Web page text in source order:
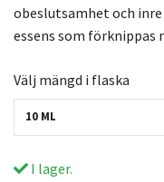
obeslutsamhet och
essens som förknippas
Välj mängd i flaska
10 ML
I lager.